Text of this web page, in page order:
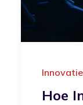
Innovatie
Hoe